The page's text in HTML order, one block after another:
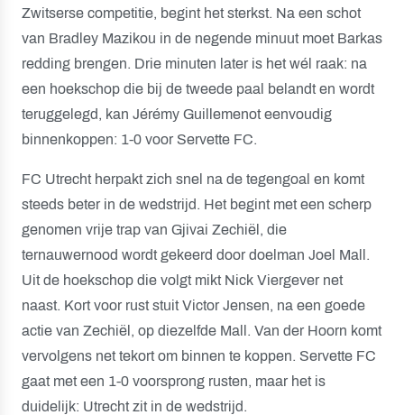
Zwitserse competitie, begint het sterkst. Na een schot
van Bradley Mazikou in de negende minuut moet Barkas
redding brengen. Drie minuten later is het wél raak: na
een hoekschop die bij de tweede paal belandt en wordt
teruggelegd, kan Jérémy Guillemenot eenvoudig
binnenkoppen: 1-0 voor Servette FC.
FC Utrecht herpakt zich snel na de tegengoal en komt
steeds beter in de wedstrijd. Het begint met een scherp
genomen vrije trap van Gjivai Zechiël, die
ternauwernood wordt gekeerd door doelman Joel Mall.
Uit de hoekschop die volgt mikt Nick Viergever net
naast. Kort voor rust stuit Victor Jensen, na een goede
actie van Zechiël, op diezelfde Mall. Van der Hoorn komt
vervolgens net tekort om binnen te koppen. Servette FC
gaat met een 1-0 voorsprong rusten, maar het is
duidelijk: Utrecht zit in de wedstrijd.